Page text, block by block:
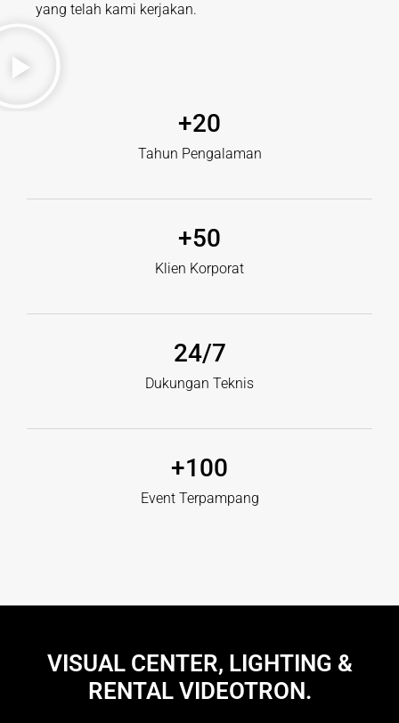
yang telah kami kerjakan.
Tahun Pengalaman​
+20
Klien Korporat
+50
Dukungan Teknis
24/7
Event Terpampang
+100
VISUAL CENTER, LIGHTING &
RENTAL VIDEOTRON.